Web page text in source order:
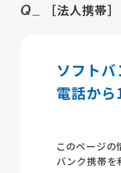
［法人携帯
ソフト
電話か
このページの
バンク携帯を